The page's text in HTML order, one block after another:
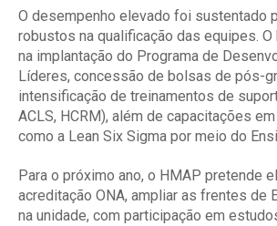
O desempenho elevado foi sustentado
robustos na qualificação das equipes.
na implantação do Programa de
Líderes, concessão de bolsas de pós-
intensificação de treinamentos de
ACLS, HCRM), além de capacitações
como a Lean Six Sigma por meio do
Para o próximo ano, o HMAP pretende
acreditação ONA, ampliar as frentes de
na unidade, com participação em